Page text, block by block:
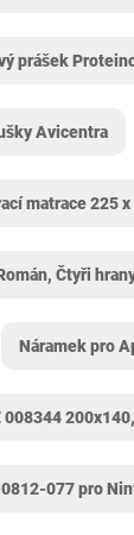
prášek
Avicentra
matrace 225 x
Čtyři
Náramek pro
008344
077 pro